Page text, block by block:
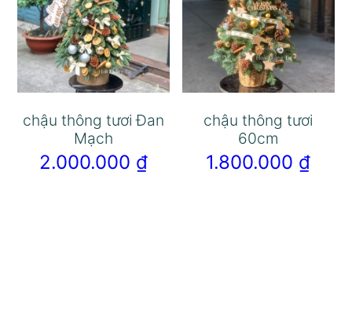
chậu thông tươi Đan
Mạch
2.000.000 ₫
chậu thông tươi
60cm
1.800.000 ₫